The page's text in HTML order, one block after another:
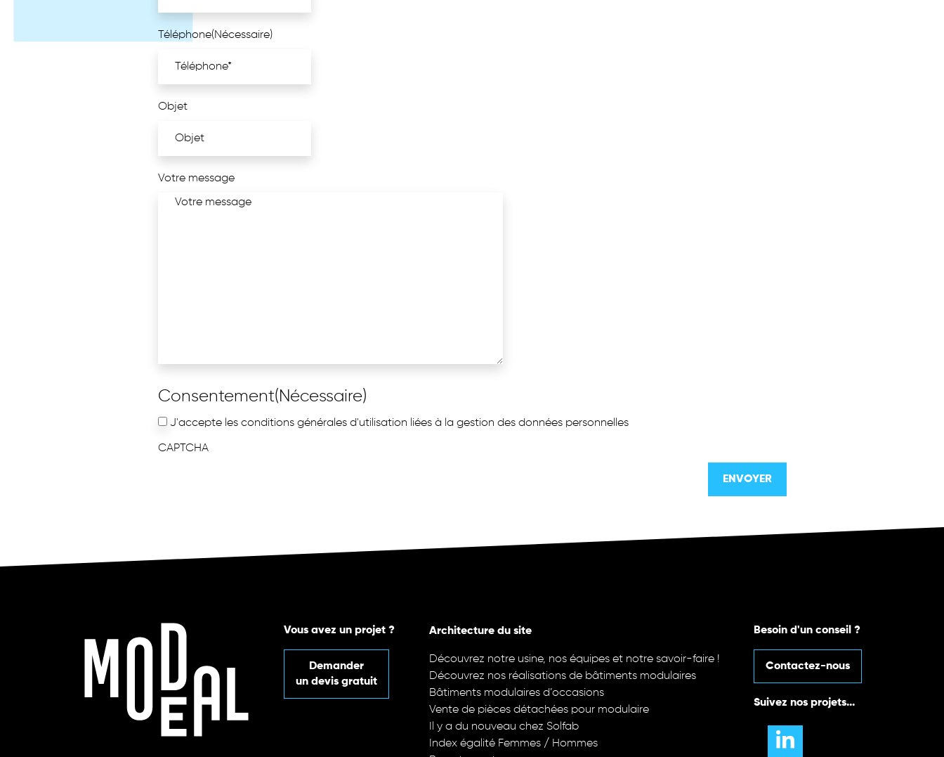
Téléphone(Nécessaire)
Objet
Votre message
Consentement(Nécessaire)
J'accepte les conditions générales d'utilisation liées à la gestion des données personnelles
CAPTCHA
Vous avez un projet ?
Demander
un devis gratuit
Architecture du site
Découvrez notre usine, nos équipes et notre savoir-faire !
Découvrez nos réalisations de bâtiments modulaires
Bâtiments modulaires d’occasions
Vente de pièces détachées pour modulaire
Il y a du nouveau chez Solfab
Index égalité Femmes / Hommes
Besoin d'un conseil ?
Contactez-nous
Suivez nos projets...